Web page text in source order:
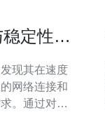
定性评
现其在速度
网络连接和
。通过对比